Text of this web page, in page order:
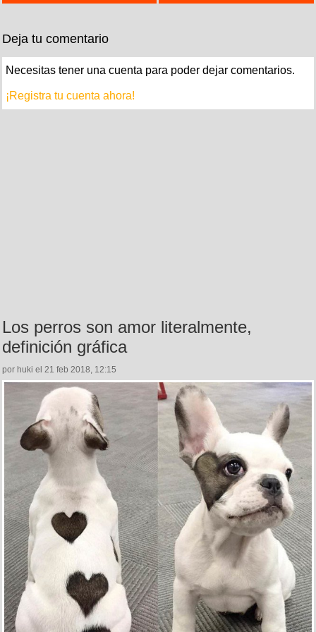
Deja tu comentario
Necesitas tener una cuenta para poder dejar comentarios.
¡Registra tu cuenta ahora!
Los perros son amor literalmente,
definición gráfica
por huki el 21 feb 2018, 12:15